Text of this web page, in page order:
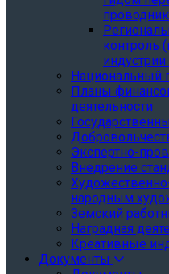
контроль
Национальный
Планы
деятельности
Экспертно-
Внедрение
народным
Земский
Наградная
Креативные
Документы